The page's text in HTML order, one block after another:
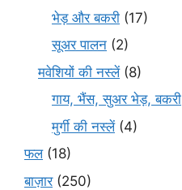
भेड़ और बकरी (17)
सूअर पालन (2)
मवेशियों की नस्लें(8)
गाय, भैंस, सुअर भेड़, बकरी
मुर्गी की नस्लें(4)
फल(18)
बाज़ार(250)